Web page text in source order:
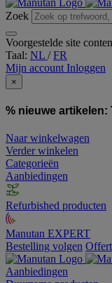
Zoek
Voorgestelde site
Taal: NL /FR
Mijn account Inloggen
×
% nieuwe artikelen:
Naar winkelwagen
Verder winkelen
Categorieën
Aanbiedingen
Refurbished producten
Manutan EXPERT
Bestelling volgen
Aanbiedingen